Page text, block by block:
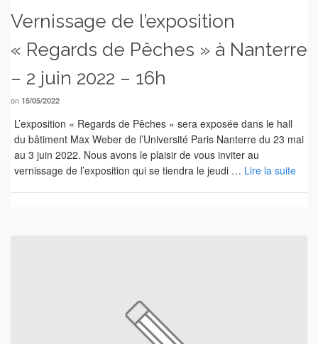
Vernissage de l’exposition
« Regards de Pêches » à Nanterre
– 2 juin 2022 – 16h
on 15/05/2022
L’exposition « Regards de Pêches » sera exposée dans le hall
du bâtiment Max Weber de l’Université Paris Nanterre du 23 mai
au 3 juin 2022. Nous avons le plaisir de vous inviter au
vernissage de l’exposition qui se tiendra le jeudi … Lire la suite